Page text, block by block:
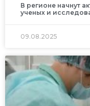
В регионе начнут
ученых и
09.08.2025